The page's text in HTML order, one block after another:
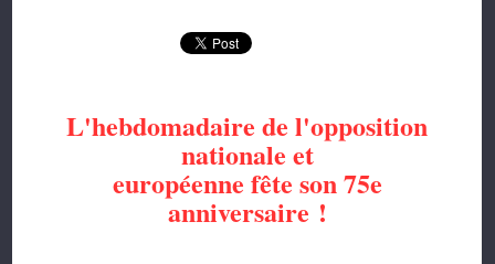
L'hebdomadaire de l'opposition
nationale et
européenne fête son 75e
anniversaire !